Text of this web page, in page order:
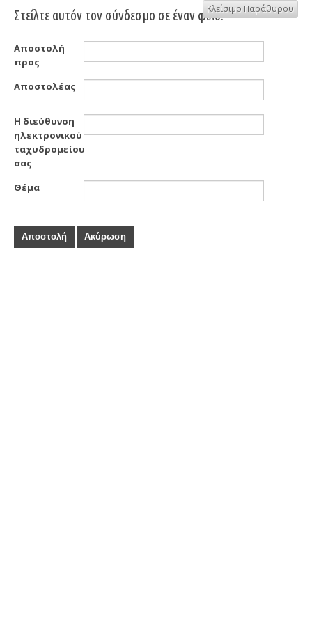
Στείλτε αυτόν τον σύνδεσμο σε έναν φίλο.Κλείσιμο Παράθυρου
Αποστολή
προς
Αποστολέας
Η διεύθυνση
ηλεκτρονικού
ταχυδρομείου
σας
Θέμα
Αποστολή Ακύρωση